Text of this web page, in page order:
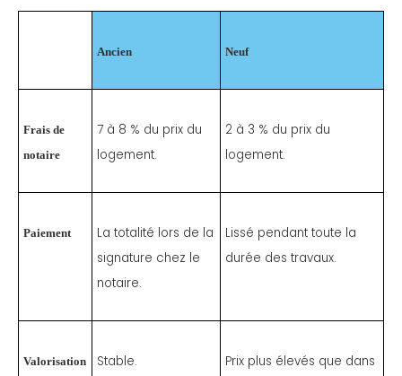
Ancien Neuf
Frais de
notaire
7 à 8 % du prix du
logement.
2 à 3 % du prix du
logement.
Paiement
La totalité lors de la
signature chez le
notaire.
Lissé pendant toute la
durée des travaux.
Valorisation Stable.
Prix plus élevés que dans